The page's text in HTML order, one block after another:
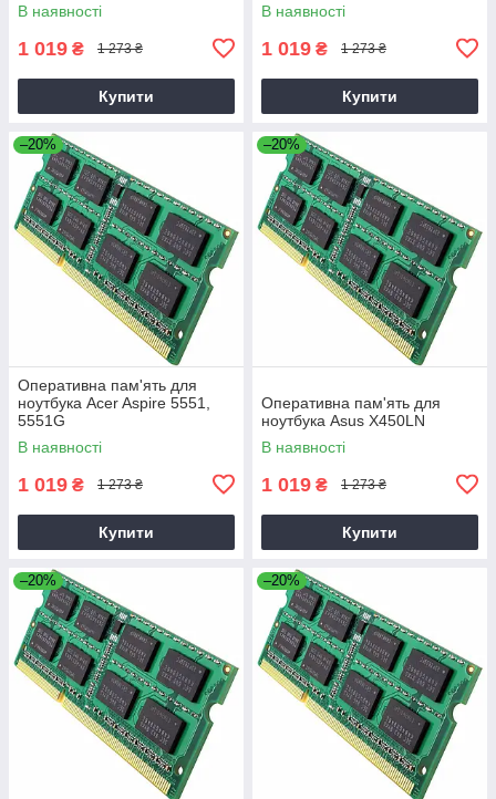
В наявності
1 019 ₴ 1 273 ₴
Купити
В наявності
1 019 ₴ 1 273 ₴
Купити
–20%
Оперативна пам'ять для
ноутбука Acer Aspire 5551,
5551G
В наявності
1 019 ₴ 1 273 ₴
Купити
–20%
Оперативна пам'ять для
ноутбука Asus X450LN
В наявності
1 019 ₴ 1 273 ₴
Купити
–20% –20%